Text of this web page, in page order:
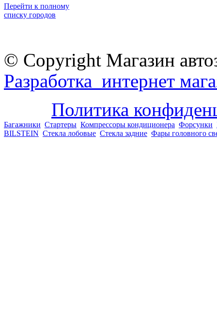
Перейти к полному
списку городов
© Copyright Магазин
Разработка интернет
Политика
Багажники Стартеры Компрессоры кондиционера Форсунки
BILSTEIN Стекла лобовые Стекла задние Фары головного